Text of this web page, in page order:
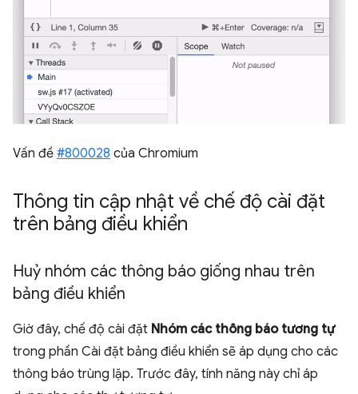
Vấn đề #800028 của Chromium
Thông tin cập nhật về chế độ cài đặt
trên bảng điều khiển
Huỷ nhóm các thông báo giống nhau trên
bảng điều khiển
Giờ đây, chế độ cài đặt Nhóm các thông báo tương tự
trong phần Cài đặt bảng điều khiển sẽ áp dụng cho các
thông báo trùng lặp. Trước đây, tính năng này chỉ áp